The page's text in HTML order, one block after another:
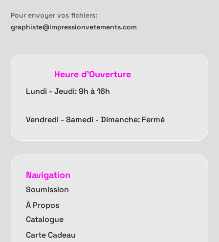
Pour envoyer vos fichiers:
graphiste@impressionvetements.com
Heure d'Ouverture
Lundi - Jeudi: 9h à 16h
Vendredi -Samedi - Dimanche: Fermé
Navigation
Soumission
À Propos
Catalogue
Carte Cadeau